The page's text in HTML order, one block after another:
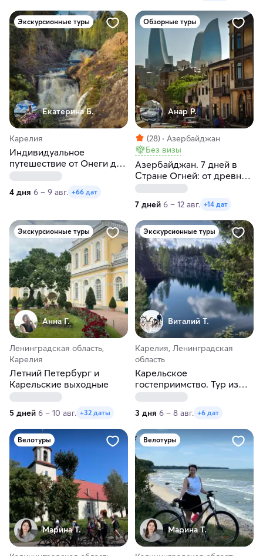
Экскурсионные туры
Екатерина Б.
Карелия
Индивидуальное
путешествие от Онеги до
Ладоги в любые даты
4 дня 6 – 9 авг. +66 дат
Обзорные туры
Анар Р.
(28)
Азербайджан
Без визы
Азербайджан. 7 дней в
Стране Огней: от древних
крепостей к водопадам
7 дней 6 – 12 авг. +14 дат
Экскурсионные туры
Анна Г.
Ленинградская область,
Карелия
Летний Петербург и
Карельские выходные
5 дней 6 – 10 авг. +32 даты
Экскурсионные туры
Виталий Т.
Карелия, Ленинградская
область
Карельское
гостеприимство. Тур из
Санкт-Петербурга
3 дня 6 – 8 авг. +6 дат
Велотуры
Марина Т.
Велотуры
Марина Т.